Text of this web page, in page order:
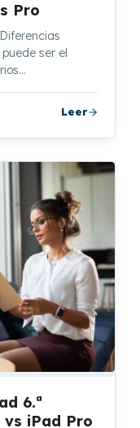
Pro
ser el
Leer
6.ª
vs iPad Pro